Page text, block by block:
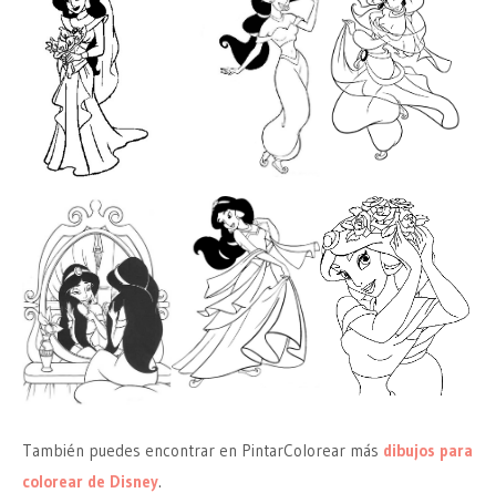
También puedes encontrar en PintarColorear más dibujos para
colorear de Disney.